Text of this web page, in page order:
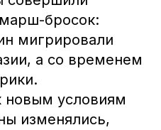
бросок:
мигрировали
а со временем
новым условиям
изменялись,